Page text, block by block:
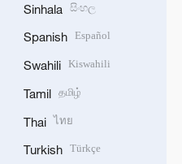
Sinhala සිංහල
Spanish Español
Swahili Kiswahili
Tamil தமிழ்
Thai ไทย
Turkish Türkçe